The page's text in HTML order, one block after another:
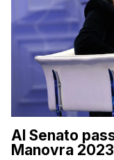
Al Senato
Manovra 2023